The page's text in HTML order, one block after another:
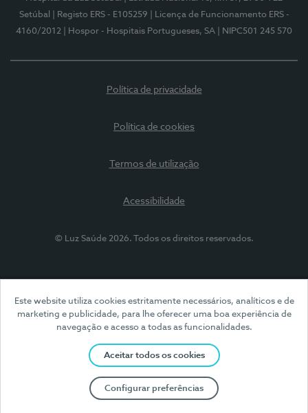
Este website utiliza cookies estritamente necessários, analíticos e de
marketing e publicidade, para lhe oferecer uma boa experiência de
navegação e acesso a todas as funcionalidades.
Aceitar todos os cookies
Configurar preferências
Setúbal
| Registo ERS - E105259
| Licença de Funcionamento ERS -
4160/2012
| Hospor - Hospitais Portugueses, SA | NIPC501 245 570
Política de privacidade
Política de cookies
Termos de utilização
Acessibilidade
© Luz Saúde 2026. Todos os direitos reservados.